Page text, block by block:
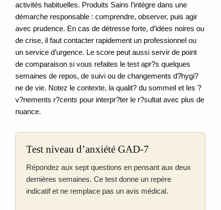
activités habituelles. Produits Sains l’intègre dans une
démarche responsable : comprendre, observer, puis agir
avec prudence. En cas de détresse forte, d’idées noires ou
de crise, il faut contacter rapidement un professionnel ou
un service d’urgence. Le score peut aussi servir de point
de comparaison si vous refaites le test apr?s quelques
semaines de repos, de suivi ou de changements d?hygi?
ne de vie. Notez le contexte, la qualit? du sommeil et les ?
v?nements r?cents pour interpr?ter le r?sultat avec plus de
nuance.
Test niveau d’anxiété GAD-7
Répondez aux sept questions en pensant aux deux
dernières semaines. Ce test donne un repère
indicatif et ne remplace pas un avis médical.